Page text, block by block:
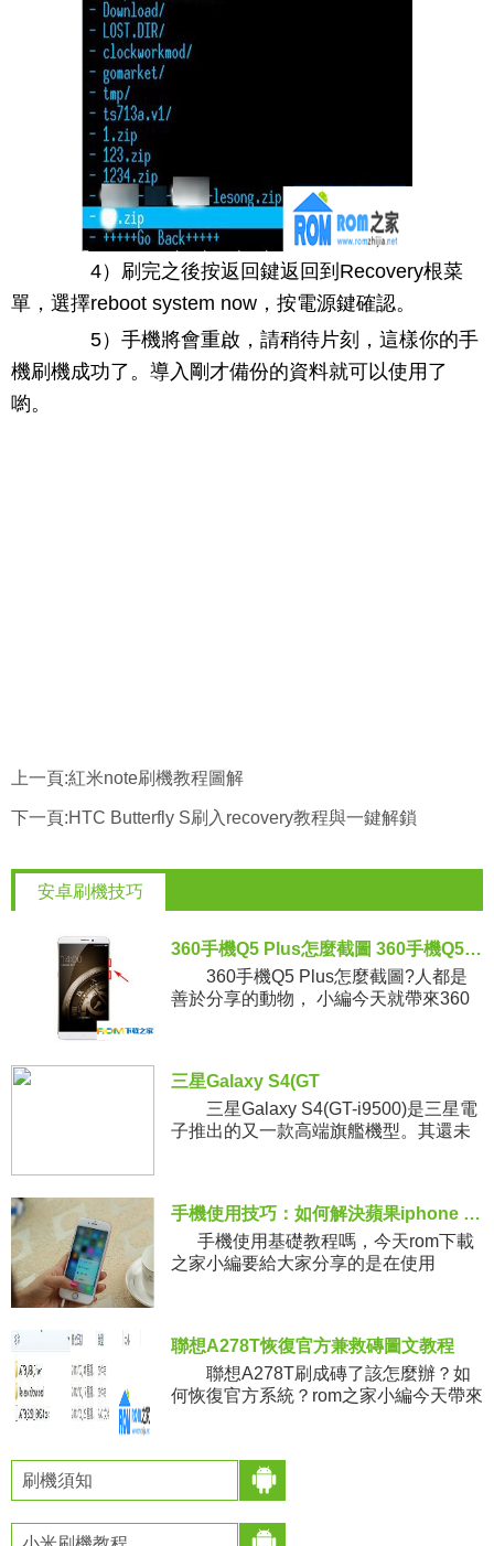
4）刷完之後按返回鍵返回到Recovery根菜
單，選擇reboot system now，按電源鍵確認。
5）手機將會重啟，請稍待片刻，這樣你的手
機刷機成功了。導入剛才備份的資料就可以使用了
喲。
上一頁:紅米note刷機教程圖解
下一頁:HTC Butterfly S刷入recovery教程與一鍵解鎖
安卓刷機技巧
360手機Q5 Plus怎麼截圖 360手機Q5 Plus截圖圖文教程
360手機Q5 Plus怎麼截圖?人都是
善於分享的動物， 小編今天就帶來360
三星Galaxy S4(GT
三星Galaxy S4(GT-i9500)是三星電
子推出的又一款高端旗艦機型。其還未
手機使用技巧：如何解決蘋果iphone 6S Plus信號差問題？
手機使用基礎教程嗎，今天rom下載
之家小編要給大家分享的是在使用
聯想A278T恢復官方兼救磚圖文教程
聯想A278T刷成磚了該怎麼辦？如
何恢復官方系統？rom之家小編今天帶來
備工作
刷機須知